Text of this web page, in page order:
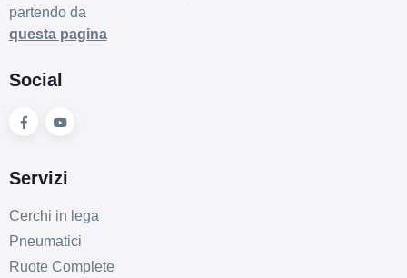
partendo da
questa pagina
Social
Servizi
Cerchi in lega
Pneumatici
Ruote Complete